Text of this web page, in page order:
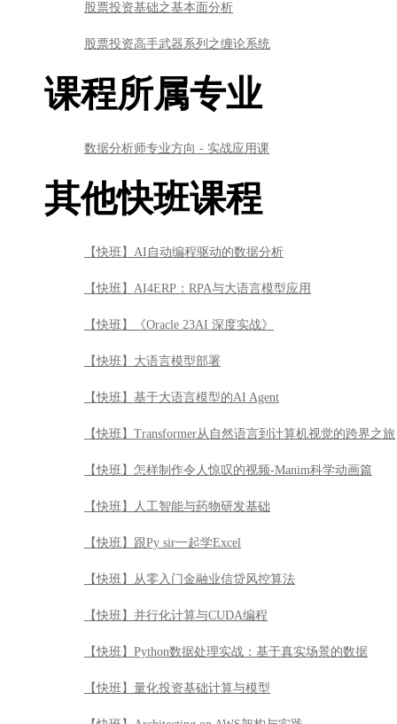
股票投资基础之基本面分析
股票投资高手武器系列之缠论系统
课程所属专业
数据分析师专业方向 - 实战应用课
其他快班课程
【快班】AI自动编程驱动的数据分析
【快班】AI4ERP：RPA与大语言模型应用
【快班】《Oracle 23AI 深度实战》
【快班】大语言模型部署
【快班】基于大语言模型的AI Agent
【快班】Transformer从自然语言到计算机视觉的跨界之旅
【快班】怎样制作令人惊叹的视频-Manim科学动画篇
【快班】人工智能与药物研发基础
【快班】跟Py sir一起学Excel
【快班】从零入门金融业信贷风控算法
【快班】并行化计算与CUDA编程
【快班】Python数据处理实战：基于真实场景的数据
【快班】量化投资基础计算与模型